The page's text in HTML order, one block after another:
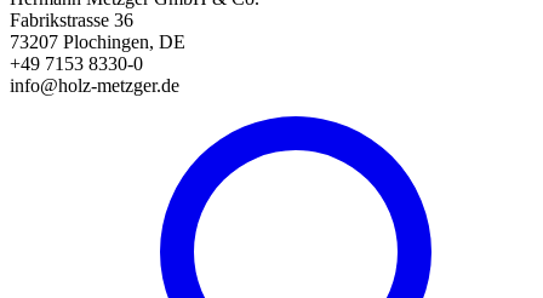
Fabrikstrasse 36
73207 Plochingen, DE
+49 7153 8330-0
info@holz-metzger.de